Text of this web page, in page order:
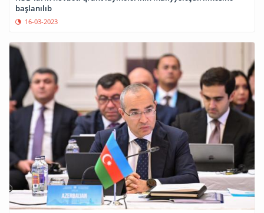
başlanılıb
16-03-2023